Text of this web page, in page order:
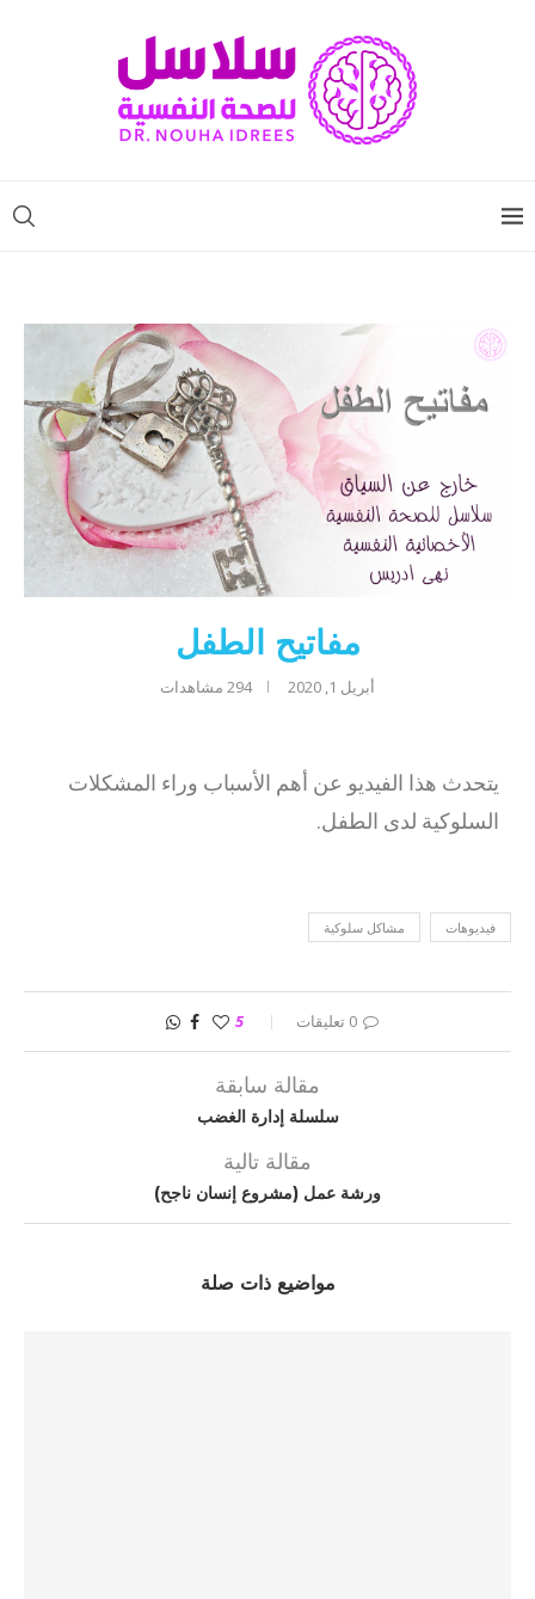
مفاتيح الطفل
أبريل 1, 2020 294 مشاهدات
يتحدث هذا الفيديو عن أهم الأسباب وراء المشكلات
السلوكية لدى الطفل.
فيديوهات مشاكل سلوكية
0 تعليقات 5
مقالة سابقة
سلسلة إدارة الغضب
مقالة تالية
ورشة عمل (مشروع إنسان ناجح)
مواضيع ذات صلة